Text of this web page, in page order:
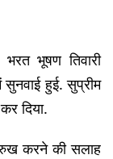
भूषण तिवारी
सुनवाई हुई. सुप्रीम
दिया.
रुख करने की सलाह